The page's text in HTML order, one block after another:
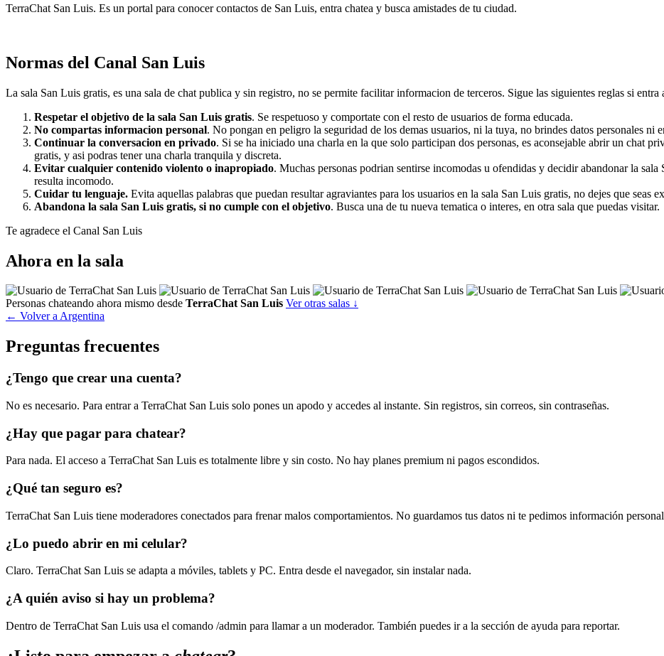
TerraChat San Luis. Es un portal para conocer contactos de San Luis, entra chatea y busca amistades de tu ciudad.
Normas del Canal San Luis
La sala San Luis gratis, es una sala de chat publica y sin registro, no se permite facilitar informacion de terceros. Sigue las siguientes reglas si entra
Respetar el objetivo de la sala San Luis gratis. Se respetuoso y comportate con el resto de usuarios de forma educada.
No compartas informacion personal. No pongan en peligro la seguridad de los demas usuarios, ni la tuya, no brindes datos personales ni
Continuar la conversacion en privado. Si se ha iniciado una charla en la que solo participan dos personas, es aconsejable abrir un chat
gratis, y asi podras tener una charla tranquila y discreta.
Evitar cualquier contenido violento o inapropiado. Muchas personas podrian sentirse incomodas u ofendidas y decidir abandonar la
resulta incomodo.
Cuidar tu lenguaje. Evita aquellas palabras que puedan resultar agraviantes para los usuarios en la sala San Luis gratis, no dejes que seas
Abandona la sala San Luis gratis, si no cumple con el objetivo. Busca una de tu nueva tematica o interes, en otra sala que puedas visitar.
Te agradece el Canal San Luis
Ahora en la sala
Personas chateando ahora mismo desde TerraChat San Luis Ver otras salas ↓
← Volver a Argentina
Preguntas frecuentes
¿Tengo que crear una cuenta?
No es necesario. Para entrar a TerraChat San Luis solo pones un apodo y accedes al instante. Sin registros, sin correos, sin contraseñas.
¿Hay que pagar para chatear?
Para nada. El acceso a TerraChat San Luis es totalmente libre y sin costo. No hay planes premium ni pagos escondidos.
¿Qué tan seguro es?
TerraChat San Luis tiene moderadores conectados para frenar malos comportamientos. No guardamos tus datos ni te pedimos información
¿Lo puedo abrir en mi celular?
Claro. TerraChat San Luis se adapta a móviles, tablets y PC. Entra desde el navegador, sin instalar nada.
¿A quién aviso si hay un problema?
Dentro de TerraChat San Luis usa el comando /admin para llamar a un moderador. También puedes ir a la sección de ayuda para reportar.